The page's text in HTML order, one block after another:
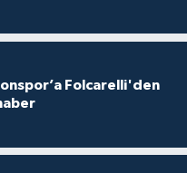
Folcarelli'den